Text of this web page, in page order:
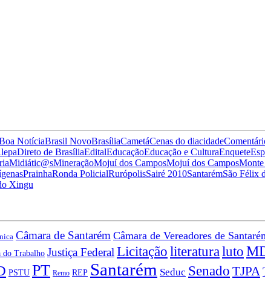
NotíciaBrasil NovoBrasíliaCametáCenas do diacidade
Direto de BrasíliaEditalEducaçãoEducação e CulturaEnquete
Midiátic@sMineraçãoMojuí dos CamposMojuí dos Campos
PrainhaRonda PolicialRurópolisSairé 2010SantarémSão Félix
Xingu
Câmara de Santarém Câmara de Vereadores de
do Trabalho Justiça Federal Licitação literatura luto
PSTU PT Remo REP Santarém Seduc Senado TJPA